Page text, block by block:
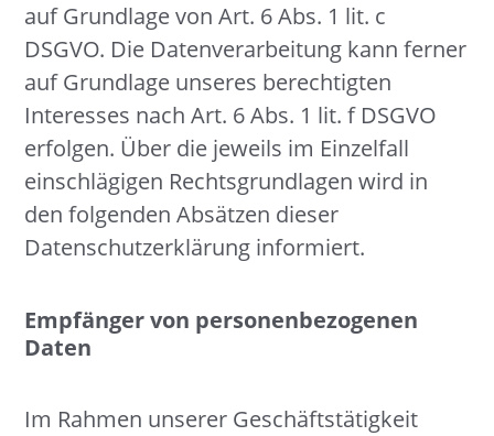
auf Grundlage von Art. 6 Abs. 1 lit. c
DSGVO. Die Datenverarbeitung kann ferner
auf Grundlage unseres berechtigten
Interesses nach Art. 6 Abs. 1 lit. f DSGVO
erfolgen. Über die jeweils im Einzelfall
einschlägigen Rechtsgrundlagen wird in
den folgenden Absätzen dieser
Datenschutzerklärung informiert.
Empfänger von personenbezogenen
Daten
Im Rahmen unserer Geschäftstätigkeit